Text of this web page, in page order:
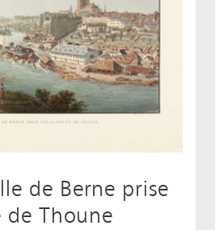
de Berne prise
de Thoune